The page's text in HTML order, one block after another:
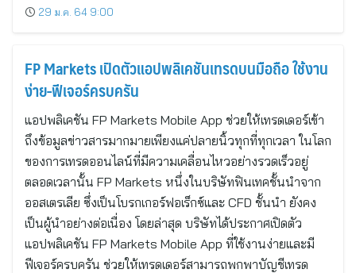
29 ม.ค. 64 9:00
FP Markets เปิดตัวแอปพลิเคชันเทรดบนมือถือ ใช้งาน
ง่าย-ฟีเจอร์ครบครัน
แอปพลิเคชัน FP Markets Mobile App ช่วยให้เทรดเดอร์เข้า
ถึงข้อมูลข่าวสารมากมายเพียงแค่ปลายนิ้วทุกที่ทุกเวลา ในโลก
ของการเทรดออนไลน์ที่มีความเคลื่อนไหวอย่างรวดเร็วอยู่
ตลอดเวลานั้น FP Markets หนึ่งในบริษัทฟินเทคชั้นนำจาก
ออสเตรเลีย ซึ่งเป็นโบรกเกอร์ฟอเร็กซ์และ CFD ชั้นนำ ยังคง
เป็นผู้นำอย่างต่อเนื่อง โดยล่าสุด บริษัทได้ประกาศเปิดตัว
แอปพลิเคชัน FP Markets Mobile App ที่ใช้งานง่ายและมี
ฟีเจอร์ครบครัน ช่วยให้เทรดเดอร์สามารถพกพาบัญชีเทรด